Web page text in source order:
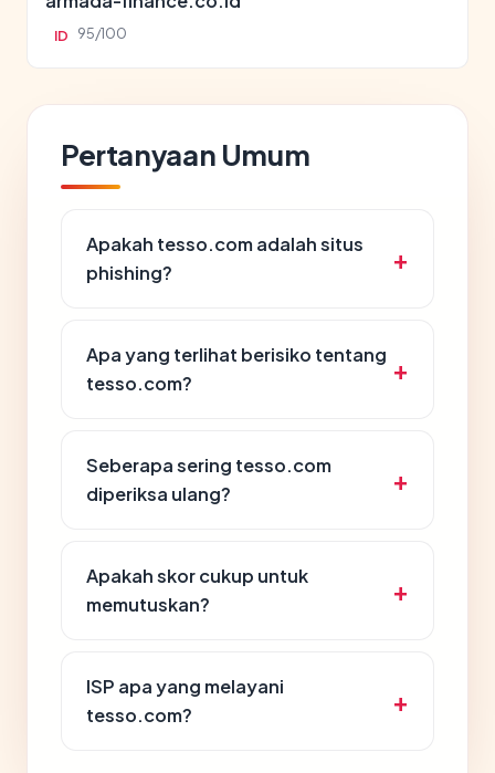
ID 95/100
Pertanyaan Umum
Apakah tesso.com adalah situs
phishing?
Apa yang terlihat berisiko tentang
tesso.com?
Seberapa sering tesso.com
diperiksa ulang?
Apakah skor cukup untuk
memutuskan?
ISP apa yang melayani
tesso.com?